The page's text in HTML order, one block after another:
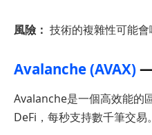
風險： 技術的複雜性可能會
Avalanche (AVAX)—
Avalanche是一個高效能的
DeFi，每秒支持數千筆交易。